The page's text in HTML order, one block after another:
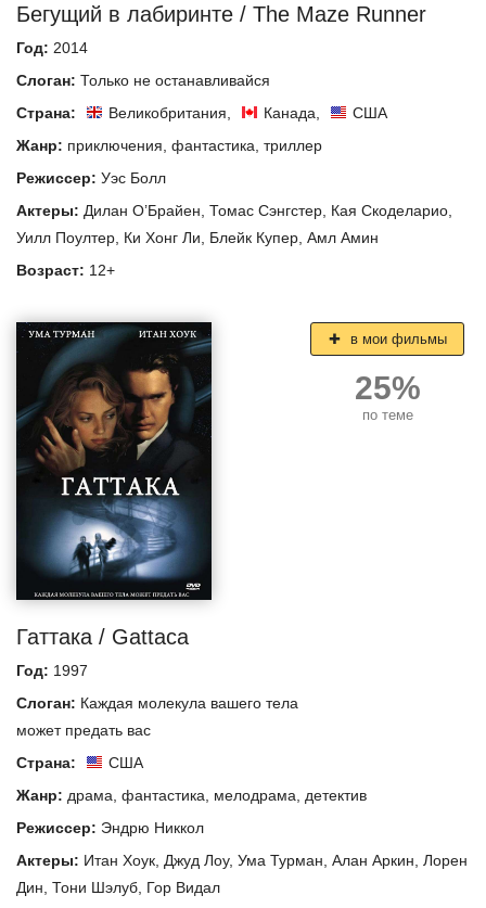
Бегущий в лабиринте / The Maze Runner
Год: 2014
Слоган: Только не останавливайся
Страна:
Великобритания Канада
США
Жанр: приключения фантастика триллер
Режиссер: Уэс Болл
Актеры: Дилан О’Брайен Томас Сэнгстер Кая Скоделарио
Уилл Поултер Ки Хонг Ли Блейк Купер Амл Амин
Возраст: 12+
Гаттака / Gattaca
Год: 1997
Слоган: Каждая молекула вашего тела
может предать вас
Страна:
США
Жанр: драма фантастика мелодрама
детектив
Режиссер: Эндрю Никкол
Актеры: Итан Хоук Джуд Лоу, Ума Турман Алан Аркин Лорен
Дин Тони Шэлуб Гор Видал
в мои фильмы
25%
по теме